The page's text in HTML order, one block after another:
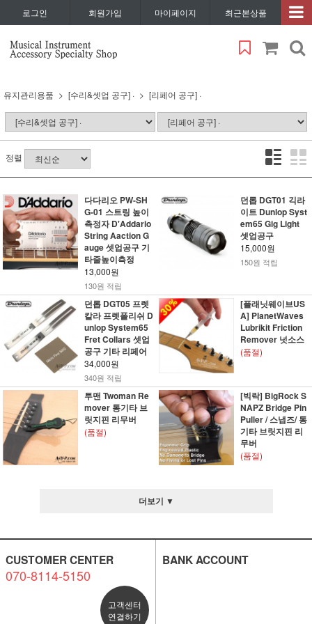
로그인 회원가입 마이페이지 최근본상품
유지관리용품 [수리&셋업 공구] · [리페어 공구] ·
정렬
다다리오 PW-SH
G-01 스트링 높이
측정자 D'Addario
String Aaction G
auge 셋업공구 기
타줄높이측정
13,000원
130원 적립
던롭 DGT01 긱라
이트 Dunlop Syst
em65 Gig Light
셋업공구
15,000원
150원 적립
던롭 DGT05 프렛
칼라 프렛폴리쉬 D
unlop System65
Fret Collars 셋업
공구 기타 리페어
34,000원
340원 적립
[플래닛웨이브US
A] PlanetWaves
Lubrikit Friction
Remover 넛소스
(품절)
투맨 Twoman Re
mover 통기타 브
릿지핀 리무버
(품절)
[빅락] BigRock S
NAPZ Bridge Pin
Puller / 스냅즈/ 통
기타 브릿지핀 리
무버
(품절)
더보기 ▼
CUSTOMER CENTER
070-8114-5150
고객센터
연결하기
BANK ACCOUNT